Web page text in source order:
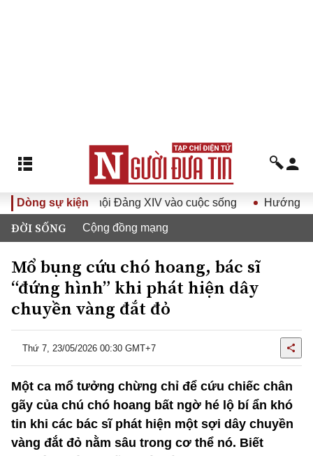
Dòng sự kiện
quyết Đại hội Đảng XIV vào cuộc sống Hướng tới Đại
ĐỜI SỐNG Cộng đồng mạng
Mổ bụng cứu chó hoang, bác sĩ
“đứng hình” khi phát hiện dây
chuyền vàng đắt đỏ
Thứ 7, 23/05/2026 00:30 GMT+7
Một ca mổ tưởng chừng chỉ để cứu chiếc chân
gãy của chú chó hoang bất ngờ hé lộ bí ẩn khó
tin khi các bác sĩ phát hiện một sợi dây chuyền
vàng đắt đỏ nằm sâu trong cơ thể nó. Biết